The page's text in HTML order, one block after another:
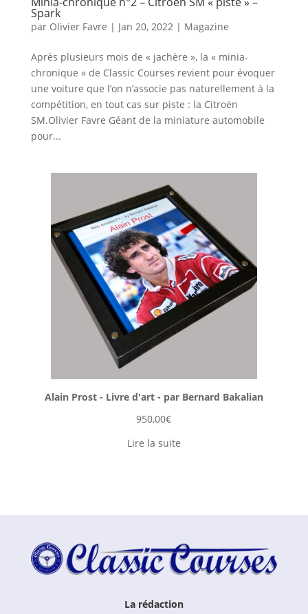
Spark
par Olivier Favre | Jan 20, 2022| Magazine
Après plusieurs mois de « jachère », la « minia-
chronique » de Classic Courses revient pour évoquer
une voiture que l’on n’associe pas naturellement à la
compétition, en tout cas sur piste : la Citroën
SM.Olivier Favre Géant de la miniature automobile
pour...
Alain Prost - Livre d'art - par Bernard Bakalian
950,00€
Lire la suite
La rédaction